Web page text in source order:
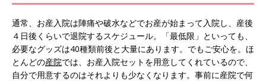
通常、お産入院は陣痛や破水などでお産が始まって入院し、産後
４日後くらいで退院するスケジュール。「最低限」といっても、
必要なグッズは40種類前後と大量にあります。 でもご安心を。ほ
とんどの産院では、お産入院セットを用意してくれているので、
自分で用意するのはそれよりも少なくなります。事前に産院で何